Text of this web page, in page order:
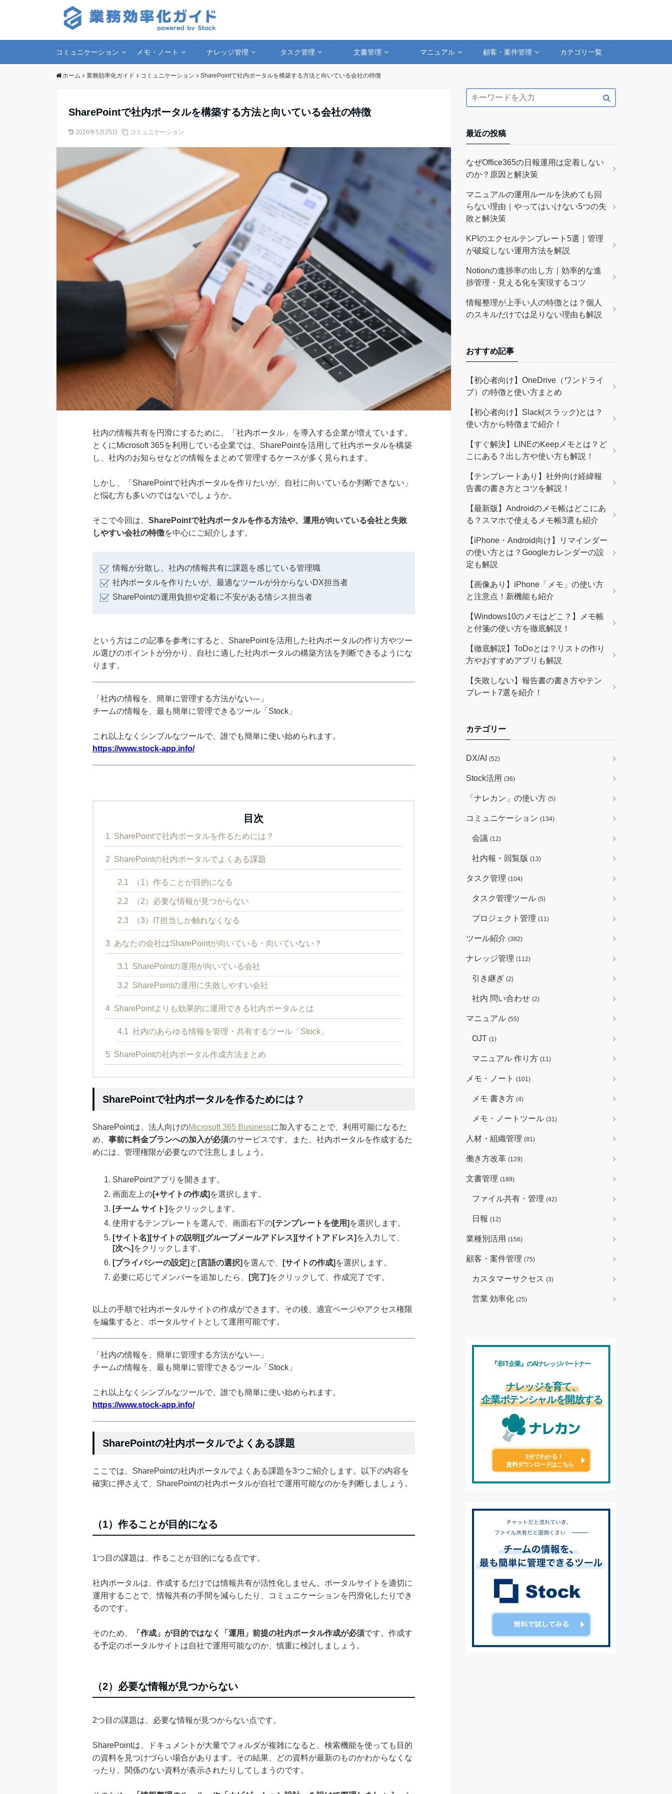
コミュニケーション メモ・ノート ナレッジ管理 タスク管理 文書管理 マニュアル 顧客・案件管理 カテゴリ一覧
ホーム 業務効率化ガイド コミュニケーション SharePointで社内ポータルを構築する方法と向いている会社の特徴
SharePointで社内ポータルを構築する方法と向いている会社の特徴
2026年5月25日 コミュニケーション
社内の情報共有を円滑にするために、「社内ポータル」を導入する企業が増えています。
とくにMicrosoft 365を利用している企業では、SharePointを活用して社内ポータルを構築
し、社内のお知らせなどの情報をまとめて管理するケースが多く見られます。
しかし、「SharePointで社内ポータルを作りたいが、自社に向いているか判断できない」
と悩む方も多いのではないでしょうか。
そこで今回は、 SharePointで社内ポータルを作る方法や、運用が向いている会社と失敗
しやすい会社の特徴を中心にご紹介します。
情報が分散し、社内の情報共有に課題を感じている管理職
社内ポータルを作りたいが、最適なツールが分からないDX担当者
SharePointの運用負担や定着に不安がある情シス担当者
という方はこの記事を参考にすると、SharePointを活用した社内ポータルの作り方やツー
ル選びのポイントが分かり、自社に適した社内ポータルの構築方法を判断できるようにな
ります。
「社内の情報を、簡単に管理する方法がない---」
チームの情報を、最も簡単に管理できるツール「Stock」
これ以上なくシンプルなツールで、誰でも簡単に使い始められます。
https://www.stock-app.info/
目次
1 SharePointで社内ポータルを作るためには？
2 SharePointの社内ポータルでよくある課題
2.1 （1）作ることが目的になる
2.2 （2）必要な情報が見つからない
2.3 （3）IT担当しか触れなくなる
3 あなたの会社はSharePointが向いている・向いていない？
3.1 SharePointの運用が向いている会社
3.2 SharePointの運用に失敗しやすい会社
4 SharePointよりも効果的に運用できる社内ポータルとは
4.1 社内のあらゆる情報を管理・共有するツール「Stock」
5 SharePointの社内ポータル作成方法まとめ
SharePointで社内ポータルを作るためには？
SharePointは、法人向けのMicrosoft 365 Businessに加入することで、利用可能になるた
め、 事前に料金プランへの加入が必須のサービスです。また、社内ポータルを作成するた
めには、管理権限が必要なので注意しましょう。
SharePointアプリを開きます。
画面左上の[+サイトの作成] を選択します。
[チーム サイト] をクリックします。
使用するテンプレートを選んで、画面右下の[テンプレートを使用] を選択します。
[サイト名][サイトの説明][グループメールアドレス][サイトアドレス] を入力して、
[次へ] をクリックします。
[プライバシーの設定] と [言語の選択] を選んで、 [サイトの作成] を選択します。
必要に応じてメンバーを追加したら、
[完了] をクリックして、作成完了です。
以上の手順で社内ポータルサイトの作成ができます。その後、適宜ページやアクセス権限
を編集すると、ポータルサイトとして運用可能です。
「社内の情報を、簡単に管理する方法がない---」
チームの情報を、最も簡単に管理できるツール「Stock」
これ以上なくシンプルなツールで、誰でも簡単に使い始められます。
https://www.stock-app.info/
SharePointの社内ポータルでよくある課題
ここでは、SharePointの社内ポータルでよくある課題を3つご紹介します。以下の内容を
確実に押さえて、SharePointの社内ポータルが自社で運用可能なのかを判断しましょう。
（1）作ることが目的になる
1つ目の課題は、作ることが目的になる点です。
社内ポータルは、作成するだけでは情報共有が活性化しません。ポータルサイトを適切に
運用することで、情報共有の手間を減らしたり、コミュニケーションを円滑化したりでき
るのです。
そのため、 「作成」が目的ではなく「運用」前提の社内ポータル作成が必須です。作成す
る予定のポータルサイトは自社で運用可能なのか、慎重に検討しましょう。
（2）必要な情報が見つからない
2つ目の課題は、必要な情報が見つからない点です。
SharePointは、ドキュメントが大量でフォルダが複雑になると、検索機能を使っても目的
の資料を見つけづらい場合があります。その結果、どの資料が最新のものかわからなくな
ったり、関係のない資料が表示されたりしてしまうのです。
最近の投稿
なぜOffice365の日報運用は定着しない
のか？原因と解決策
マニュアルの運用ルールを決めても回
らない理由｜やってはいけない5つの失
敗と解決策
KPIのエクセルテンプレート5選｜管理
が破綻しない運用方法を解説
Notionの進捗率の出し方｜効率的な進
捗管理・見える化を実現するコツ
情報整理が上手い人の特徴とは？個人
のスキルだけでは足りない理由も解説
おすすめ記事
【初心者向け】OneDrive（ワンドライ
ブ）の特徴と使い方まとめ
【初心者向け】Slack(スラック)とは？
使い方から特徴まで紹介！
【すぐ解決】LINEのKeepメモとは？ど
こにある？出し方や使い方も解説！
【テンプレートあり】社外向け経緯報
告書の書き方とコツを解説！
【最新版】Androidのメモ帳はどこにあ
る？スマホで使えるメモ帳3選も紹介
【iPhone・Android向け】リマインダー
の使い方とは？Googleカレンダーの設
定も解説
【画像あり】iPhone「メモ」の使い方
と注意点！新機能も紹介
【Windows10のメモはどこ？】メモ帳
と付箋の使い方を徹底解説！
【徹底解説】ToDoとは？リストの作り
方やおすすめアプリも解説
【失敗しない】報告書の書き方やテン
プレート7選を紹介！
カテゴリー
DX/AI (52)
Stock活用 (36)
「ナレカン」の使い方 (5)
コミュニケーション (134)
会議 (12)
社内報・回覧版 (13)
タスク管理 (104)
タスク管理ツール (5)
プロジェクト管理 (11)
ツール紹介 (382)
ナレッジ管理 (112)
引き継ぎ (2)
社内 問い合わせ (2)
マニュアル (55)
OJT (1)
マニュアル 作り方 (11)
メモ・ノート (101)
メモ 書き方 (4)
メモ・ノートツール (31)
人材・組織管理 (81)
働き方改革 (129)
文書管理 (189)
ファイル共有・管理 (42)
日報 (12)
業種別活用 (156)
顧客・案件管理 (75)
カスタマーサクセス (3)
営業 効率化 (25)